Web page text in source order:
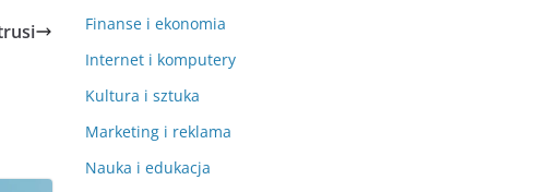
Finanse i ekonomia
Internet i komputery
Kultura i sztuka
Marketing i reklama
Nauka i edukacja